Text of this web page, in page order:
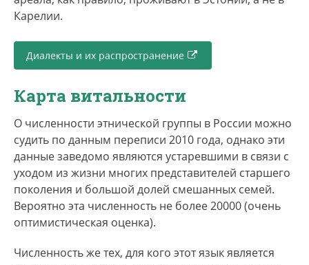
Карелии.
Диалекты и их распространение
Карта витальности
О численности этнической группы в России можно
судить по данным переписи 2010 года, однако эти
данные заведомо являются устаревшими в связи с
уходом из жизни многих представителей старшего
поколения и большой долей смешанных семей.
Вероятно эта численность не более 20000 (очень
оптимистическая оценка).
Численность же тех, для кого этот язык является